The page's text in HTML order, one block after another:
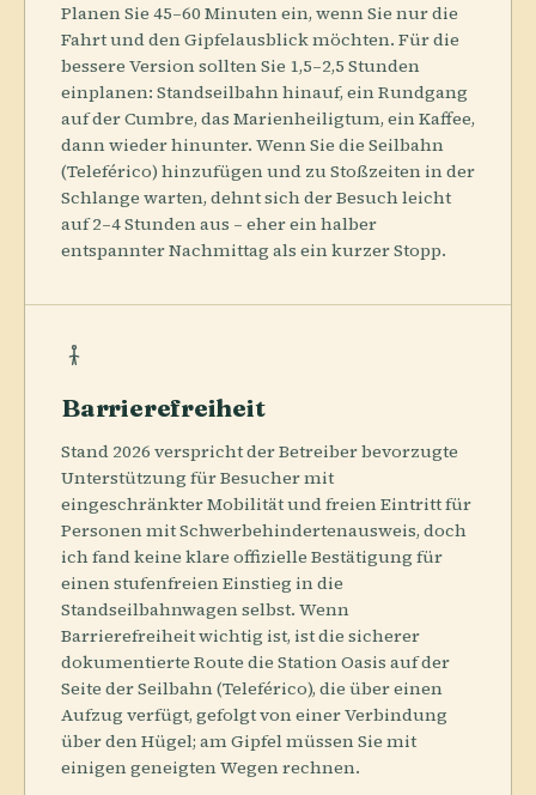
Planen Sie 45–60 Minuten ein, wenn Sie nur die
Fahrt und den Gipfelausblick möchten. Für die
bessere Version sollten Sie 1,5–2,5 Stunden
einplanen: Standseilbahn hinauf, ein Rundgang
auf der Cumbre, das Marienheiligtum, ein Kaffee,
dann wieder hinunter. Wenn Sie die Seilbahn
(Teleférico) hinzufügen und zu Stoßzeiten in der
Schlange warten, dehnt sich der Besuch leicht
auf 2–4 Stunden aus – eher ein halber
entspannter Nachmittag als ein kurzer Stopp.
Barrierefreiheit
Stand 2026 verspricht der Betreiber bevorzugte
Unterstützung für Besucher mit
eingeschränkter Mobilität und freien Eintritt für
Personen mit Schwerbehindertenausweis, doch
ich fand keine klare offizielle Bestätigung für
einen stufenfreien Einstieg in die
Standseilbahnwagen selbst. Wenn
Barrierefreiheit wichtig ist, ist die sicherer
dokumentierte Route die Station Oasis auf der
Seite der Seilbahn (Teleférico), die über einen
Aufzug verfügt, gefolgt von einer Verbindung
über den Hügel; am Gipfel müssen Sie mit
einigen geneigten Wegen rechnen.